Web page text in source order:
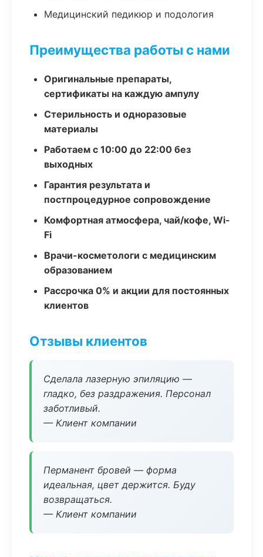
Медицинский педикюр и подология
Преимущества работы с нами
Оригинальные препараты,
сертификаты на каждую ампулу
Стерильность и одноразовые
материалы
Работаем с 10:00 до 22:00 без
выходных
Гарантия результата и
постпроцедурное сопровождение
Комфортная атмосфера, чай/кофе, Wi-
Fi
Врачи-косметологи с медицинским
образованием
Рассрочка 0% и акции для постоянных
клиентов
Отзывы клиентов
Сделала лазерную эпиляцию —
гладко, без раздражения. Персонал
заботливый.
— Клиент компании
Перманент бровей — форма
идеальная, цвет держится. Буду
возвращаться.
— Клиент компании